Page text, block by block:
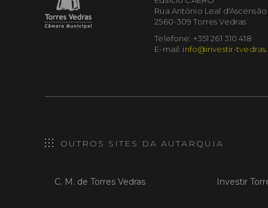
Rua António Leal d'Ascensão
2560-309 Torres Vedras
Telefone: +351 261 310 418
E-mail: info@investir-
OUTROS SITES DA AUTARQUIA
C. M. de Torres Vedras Investir